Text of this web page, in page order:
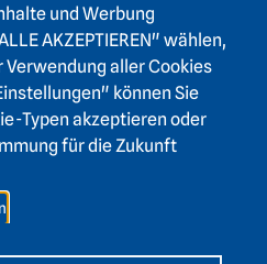
und Werbung
AKZEPTIEREN" wählen,
aller Cookies
können Sie
Typen akzeptieren oder
für die Zukunft
Wissenschaften